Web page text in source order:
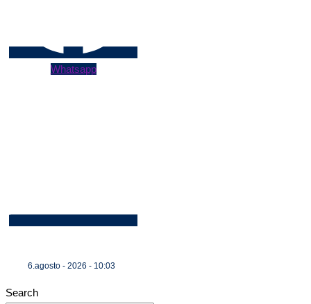
Whatsapp
6.agosto - 2026 - 10:03
Search